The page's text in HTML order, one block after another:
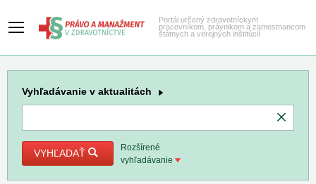
Portál určený zdravotníckym
pracovníkom, právnikom a zamestnancom
štátnych a verejných inštitúcií
Vyhľadávanie v aktualitách
VYHĽADAŤ
Rozšírené
vyhľadávanie